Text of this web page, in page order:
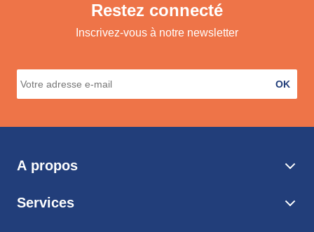
Restez connecté
Inscrivez-vous à notre newsletter
OK
A propos
Services